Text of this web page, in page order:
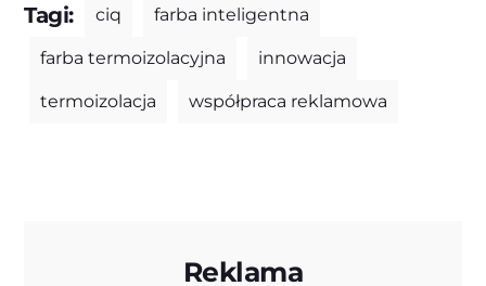
Tagi: ciq farba inteligentna
farba termoizolacyjna innowacja
termoizolacja współpraca reklamowa
Reklama